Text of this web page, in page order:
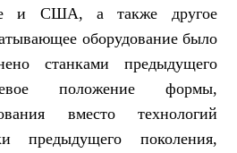
и США, а также другое
оборудование было
станками предыдущего
положение формы,
вместо технологий
предыдущего поколения,